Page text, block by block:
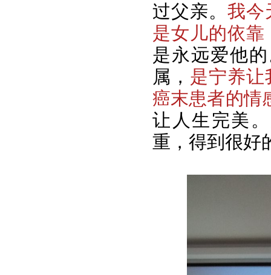
过父亲。我今
是女儿的依靠
是永远爱他
属， 是宁养让
癌末患者的情
让人生完美
重，得到很好